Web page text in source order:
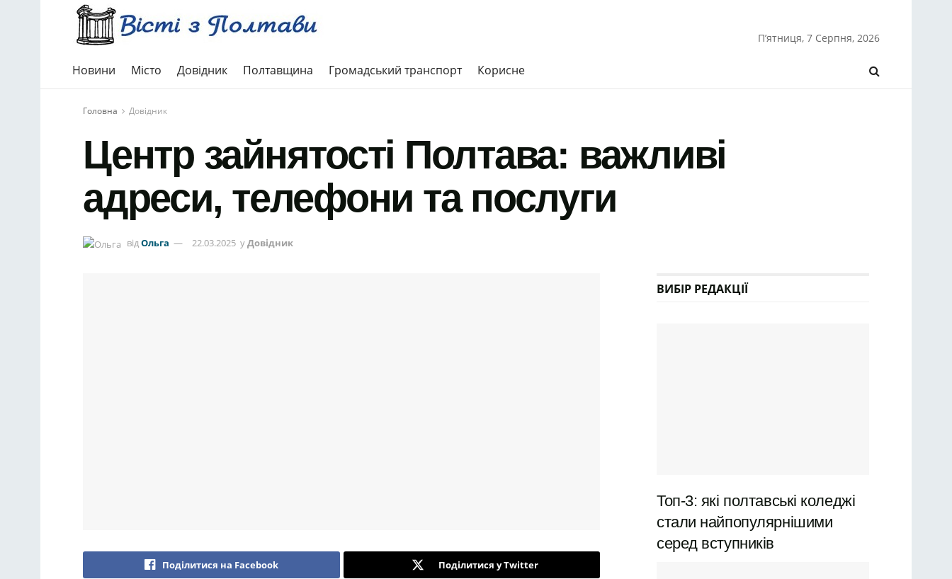
П’ятниця, 7 Серпня, 2026
Новини Місто Довідник Полтавщина Громадський транспорт Корисне
Головна Довідник
Центр зайнятості Полтава: важливі
адреси, телефони та послуги
відОльга 22.03.2025 уДовідник
Поділитися на Facebook Поділитися у Twitter
ВИБІР РЕДАКЦІЇ
Топ-3: які полтавські коледжі
стали найпопулярнішими
серед вступників